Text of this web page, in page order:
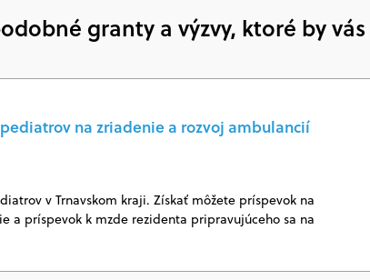
granty a výzvy, ktoré by
na zriadenie a rozvoj ambulancií
v Trnavskom kraji. Získať môžete príspevok na
a príspevok k mzde rezidenta pripravujúceho sa na